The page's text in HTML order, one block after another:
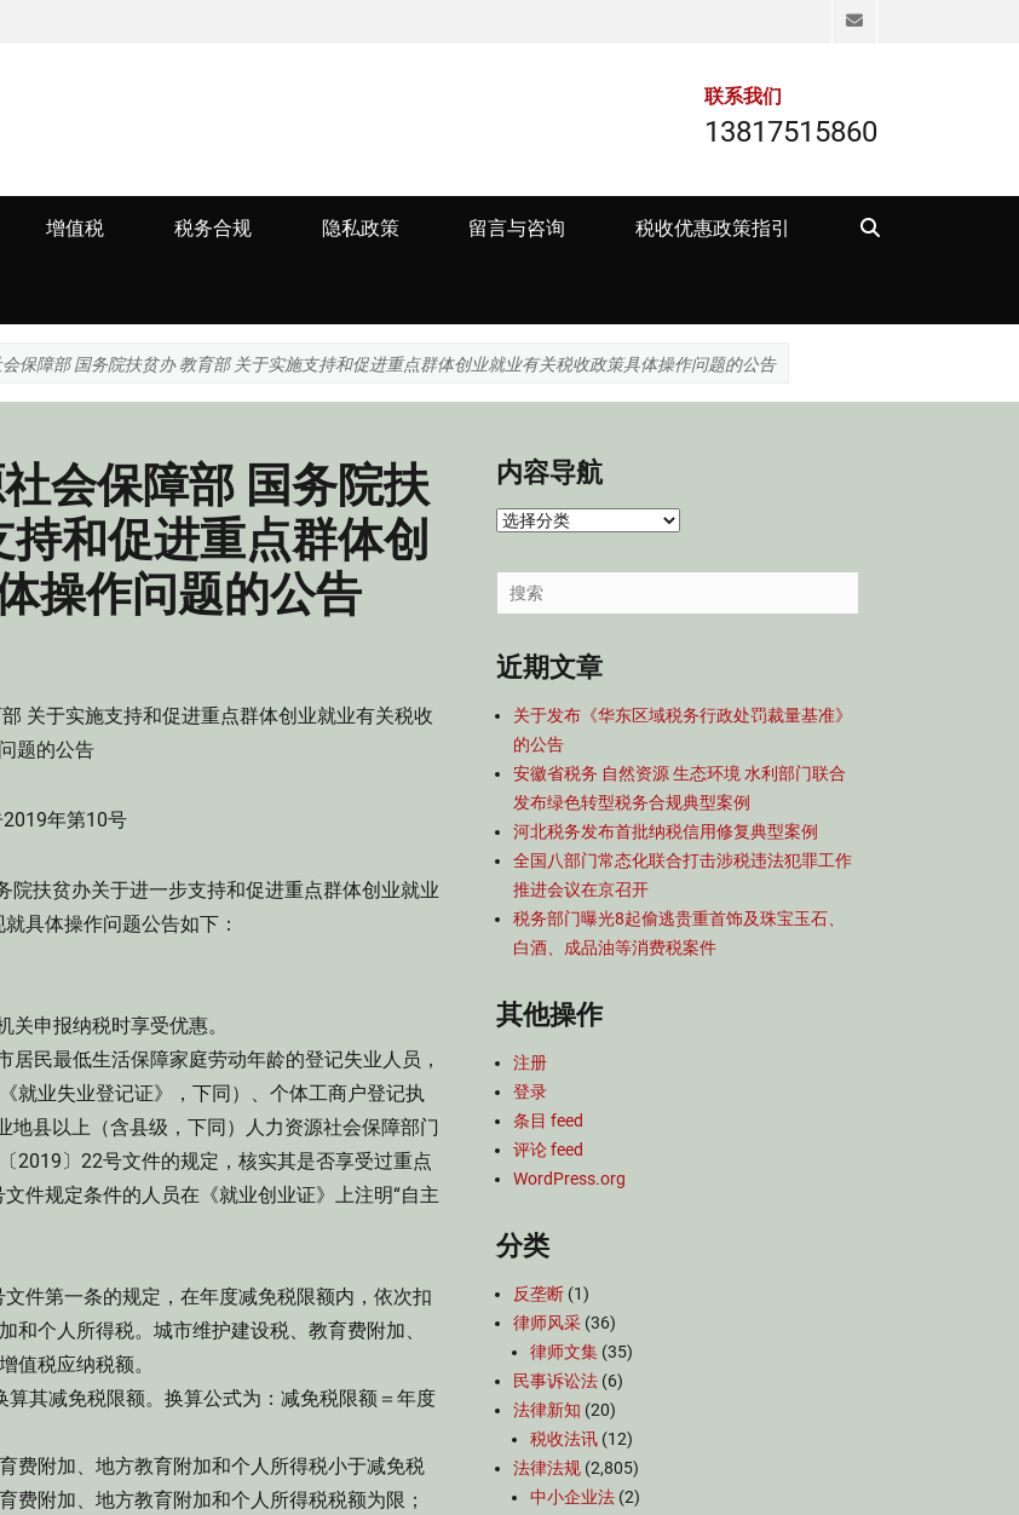
Email
联系我们
13817515860
增值税 税务合规 隐私政策 留言与咨询 税收优惠政策指引
保障部 国务院扶贫办 教育部 关于实施支持和促进重点群体创业就业有关税收政策具体操作问题的公告
会保障部 国务院扶
和促进重点群体创
操作问题的公告
关于实施支持和促进重点群体创业就业有关税收
题的公告
年第10号
院扶贫办关于进一步支持和促进重点群体创业就业
具体操作问题公告如下：
申报纳税时享受优惠。
民最低生活保障家庭劳动年龄的登记失业人员，
就业失业登记证》，下同）、个体工商户登记执
地县以上（含县级，下同）人力资源社会保障部门
2019〕22号文件的规定，核实其是否享受过重点
件规定条件的人员在《就业创业证》上注明“自主
第一条的规定，在年度减免税限额内，依次扣
个人所得税。城市维护建设税、教育费附加、
值税应纳税额。
其减免税限额。换算公式为：减免税限额＝年度
附加、地方教育附加和个人所得税小于减免税
费附加、地方教育附加和个人所得税税额为限；
内容导航
内
导
航
Search
for:
近期文章
关于发布《华东区域税务行政处罚裁量基准》
的公告
安徽省税务 自然资源 生态环境 水利部门联合
发布绿色转型税务合规典型案例
河北税务发布首批纳税信用修复典型案例
全国八部门常态化联合打击涉税违法犯罪工作
推进会议在京召开
税务部门曝光8起偷逃贵重首饰及珠宝玉石、
白酒、成品油等消费税案件
其他操作
注册
登录
条目 feed
评论 feed
WordPress.org
分类
反垄断 (1)
律师风采 (36)
律师文集 (35)
民事诉讼法 (6)
法律新知 (20)
税收法讯 (12)
法律法规 (2,805)
中小企业法 (2)